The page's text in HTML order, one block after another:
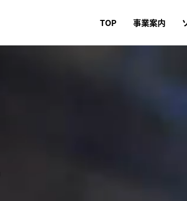
TOP 事業案内